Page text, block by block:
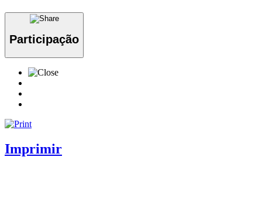
Participação
Imprimir